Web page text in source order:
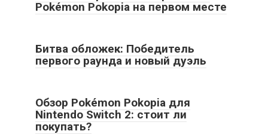
Pokémon Pokopia на первом месте
Битва обложек: Победитель
первого раунда и новый дуэль
Обзор Pokémon Pokopia для
Nintendo Switch 2: стоит ли
покупать?